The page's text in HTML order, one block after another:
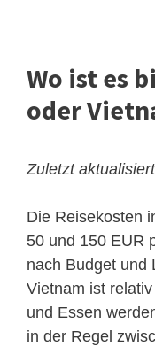
Wo ist es
oder
Zuletzt
Die Reisekosten
50 und 150 EUR
nach Budget und
Vietnam ist
und Essen
in der Regel